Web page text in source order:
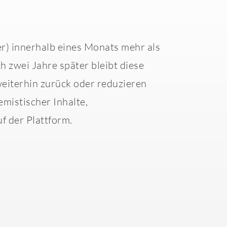
innerhalb eines Monats mehr als
zwei Jahre später bleibt diese
zurück oder reduzieren
Inhalte,
der Plattform.